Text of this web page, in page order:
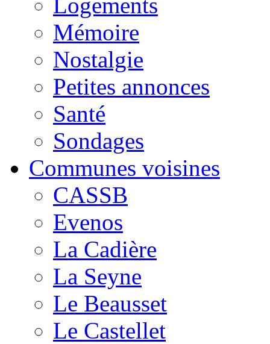
Mémoire
Nostalgie
Petites annonces
Santé
Sondages
Communes voisines
CASSB
Evenos
La Cadière
La Seyne
Le Beausset
Le Castellet